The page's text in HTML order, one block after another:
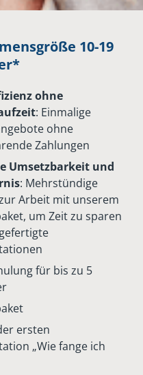
10-19
ohne
: Einmalige
ohne
Zahlungen
Umsetzbarkeit und
: Mehrstündige
Arbeit mit unserem
um Zeit zu sparen
für bis zu 5
ersten
„Wie fange ich